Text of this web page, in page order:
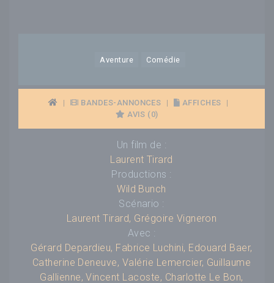
Aventure Comédie
| BANDES-ANNONCES | AFFICHES
|
AVIS (0)
Un film de :
Laurent Tirard
Productions :
Wild Bunch
Scénario :
Laurent Tirard, Grégoire Vigneron
Avec :
Gérard Depardieu, Fabrice Luchini, Edouard Baer,
Catherine Deneuve, Valérie Lemercier, Guillaume
Gallienne,Vincent Lacoste, Charlotte Le Bon,